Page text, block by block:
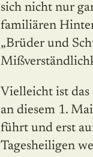
sich nicht nur
familiären
„Brüder und
Vielleicht ist das
an diesem 1.
führt und erst
Tagesheiligen